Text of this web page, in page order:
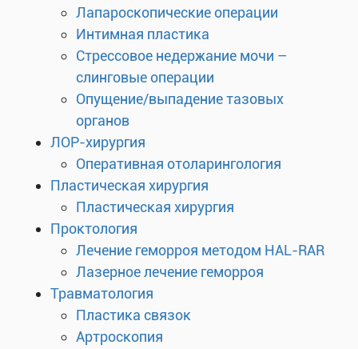
Лапароскопические операции
Интимная пластика
Стрессовое недержание мочи –
слинговые операции
Опущение/выпадение тазовых
органов
ЛОР-хирургия
Оперативная отоларингология
Пластическая хирургия
Пластическая хирургия
Проктология
Лечение геморроя методом HAL-RAR
Лазерное лечение геморроя
Травматология
Пластика связок
Артроскопия